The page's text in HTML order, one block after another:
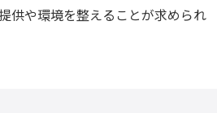
供や環境を整えることが求められ